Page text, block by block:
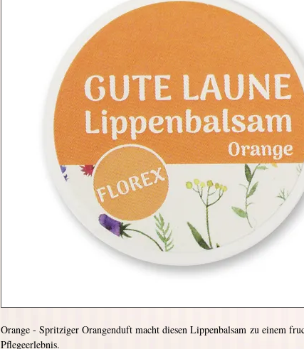
Orange - Spritziger Orangenduft macht diesen Lippenbalsam zu einem
Pflegeerlebnis.